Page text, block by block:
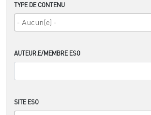
TYPE DE CONTENU
AUTEUR.E/MEMBRE ESO
SITE ESO